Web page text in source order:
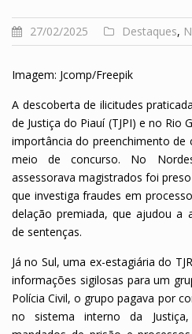
27/02/2025 Destaques,
Imagem: Jcomp/Freepik
A descoberta de ilicitudes
de Justiça do Piauí (TJPI) e no Rio
importância do preenchimento de
meio de concurso. No
assessorava magistrados foi
que investiga fraudes em
delação premiada, que ajudou a
de sentenças.
Já no Sul, uma ex-estagiária do
informações sigilosas para um
Polícia Civil, o grupo pagava por
no sistema interno da